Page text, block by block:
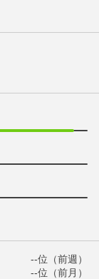
--位（前週）
--位（前月）